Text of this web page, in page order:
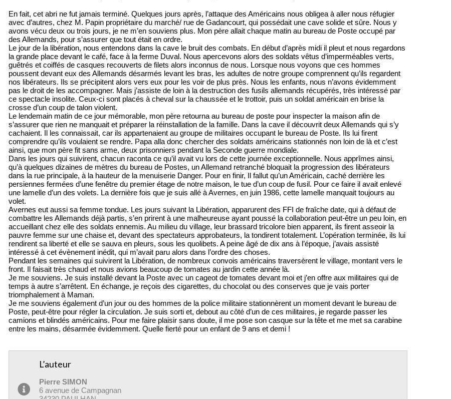
En fait, cet abri ne fut jamais terminé. Quelques jours après, l’attaque des Américains nous obligea à aller nous réfugier
avec d’autres, chez M. Papin propriétaire du marché/ rue de Gadancourt, qui possédait une cave solide et sûre. Nous y
avons vécu deux ou trois jours, je ne m’en souviens plus. Mon père allait chaque matin au bureau de Poste occupé par
des Allemands, pour s’assurer que tout était en ordre.
Le jour de la libération, nous entendons dans la cave le bruit des combats. En début d’après midi il pleut et nous regardons
la grande place devant le café, face à la ferme Duval. Nous apercevons alors des soldats vêtus d’imperméables verts,
guêtrés et coiffés de casques recouverts de filets alors inconnus de nous. Lorsque nous voyons que ces hommes
poussent devant eux des Allemands désarmés levant les bras, les adultes de notre groupe comprennent qu’ils regardent
nos libérateurs. Ils se précipitent alors vers eux pour les voir de plus près. Nous les enfants, nous n’avons évidemment
pas le droit de les accompagner. Mais j’assiste de loin à la destruction des fusils allemands récupérés, très intéressé par
ce spectacle insolite. Ceux-ci sont placés à cheval sur la chaussée et le trottoir, puis un soldat américain en brise la
crosse d’un coup de talon violent.
Le lendemain matin de ce jour mémorable, mon père retourna au bureau de poste pour inspecter la maison afin de
s’assurer que rien ne manquait et préparer la réinstallation de la famille. Dans la cave il découvrit deux Allemands qui s’y
cachaient. Il les connaissait, car ils appartenaient au groupe de militaires occupant le bureau de Poste. Ils lui firent
comprendre qu’ils voulaient se rendre. Papa alla donc chercher des soldats américains stationnés non loin de là et c’est
ainsi, que mon père fit sans arme, deux prisonniers pendant la Seconde guerre mondiale.
Dans les jours qui suivirent, chacun raconta ce qu’il avait vu lors de cette journée exceptionnelle. Nous apprîmes ainsi,
qu’à quelques dizaines de mètres du bureau de Postes, un Allemand retranché bloquait la progression des libérateurs
dans la rue principale, à la hauteur de la menuiserie Danger. Pour en finir, Il fallut qu’un Américain, caché derrière les
persiennes fermées d’une fenêtre du premier étage de notre maison, le tue d’un coup de fusil. Pour ce faire il avait enlevé
une lamelle d’un des volets. La dernière fois que je suis allé à Avernes, en juin 1986, cette lamelle manquait toujours au
volet.
Avernes eut aussi sa femme tondue. Les jours suivant la Libération, apparurent des FFI de fraîche date, qui à défaut de
combattre les Allemands déjà partis, s’en prirent à une malheureuse ayant poussé la collaboration peut-être un peu loin, en
accueillant chez elle des soldats ennemis. Au milieu du village, leur brassard tricolore bien apparent, ils firent asseoir la
pauvre femme sur une chaise et, devant des spectateurs approbateurs, la tondirent totalement. L’opération terminée, ils lui
rendirent sa liberté et elle se sauva en pleurs, sous les quolibets. A peine âgé de dix ans à l’époque, j’avais assisté
intéressé à cet évènement inédit, qui m’avait paru alors dans l’ordre des choses.
Pendant les semaines qui suivirent la Libération, de nombreux convois américains traversèrent le village, montant vers le
front. Il faisait très chaud et nous avions beaucoup de tomates au jardin cette année là.
Je me souviens. Je suis installé devant la Poste avec un cageot de tomates devant moi et j’en offre aux militaires qui de
temps à autre s’arrêtent. En échange, je reçois des cigarettes, du chocolat ou des conserves que je vais porter
triomphalement à Maman.
Je me souviens également d’un jour ou des hommes de la police militaire stationnèrent un moment devant le bureau de
Poste, peut-être pour régler la circulation. Je suis sorti et, debout au côté d’un de ces militaires, je regarde passer les
camions et blindés américains. Pour me faire plaisir sans doute, il me pose son casque sur la tête et me met sa carabine
entre les mains, désarmée évidemment. Quelle fierté pour un enfant de 9 ans et demi !
L’auteur
Pierre SIMON
6 avenue de Campagnan